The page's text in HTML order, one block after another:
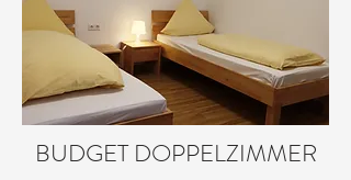
BUDGET DOPPELZIMMER